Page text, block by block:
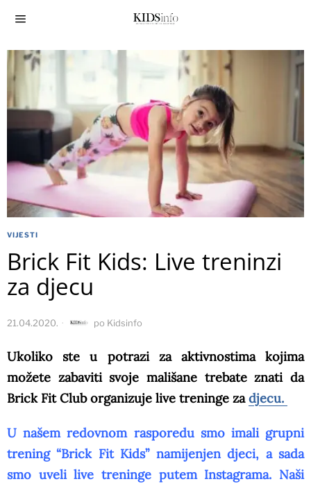
VIJESTI
Brick Fit Kids: Live treninzi
za djecu
21.04.2020. po Kidsinfo
Ukoliko ste u potrazi za aktivnostima kojima
možete zabaviti svoje mališane trebate znati da
Brick Fit Club organizuje live treninge zadjecu.
U našem redovnom rasporedu smo imali grupni
trening “Brick Fit Kids” namijenjen djeci, a sada
smo uveli live treninge putem Instagrama. Naši